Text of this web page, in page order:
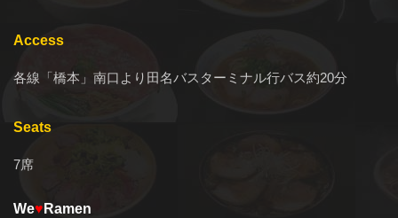
Access
各線「橋本」南口より田名バスターミナル行バス約20分
Seats
7席
We♥ Ramen